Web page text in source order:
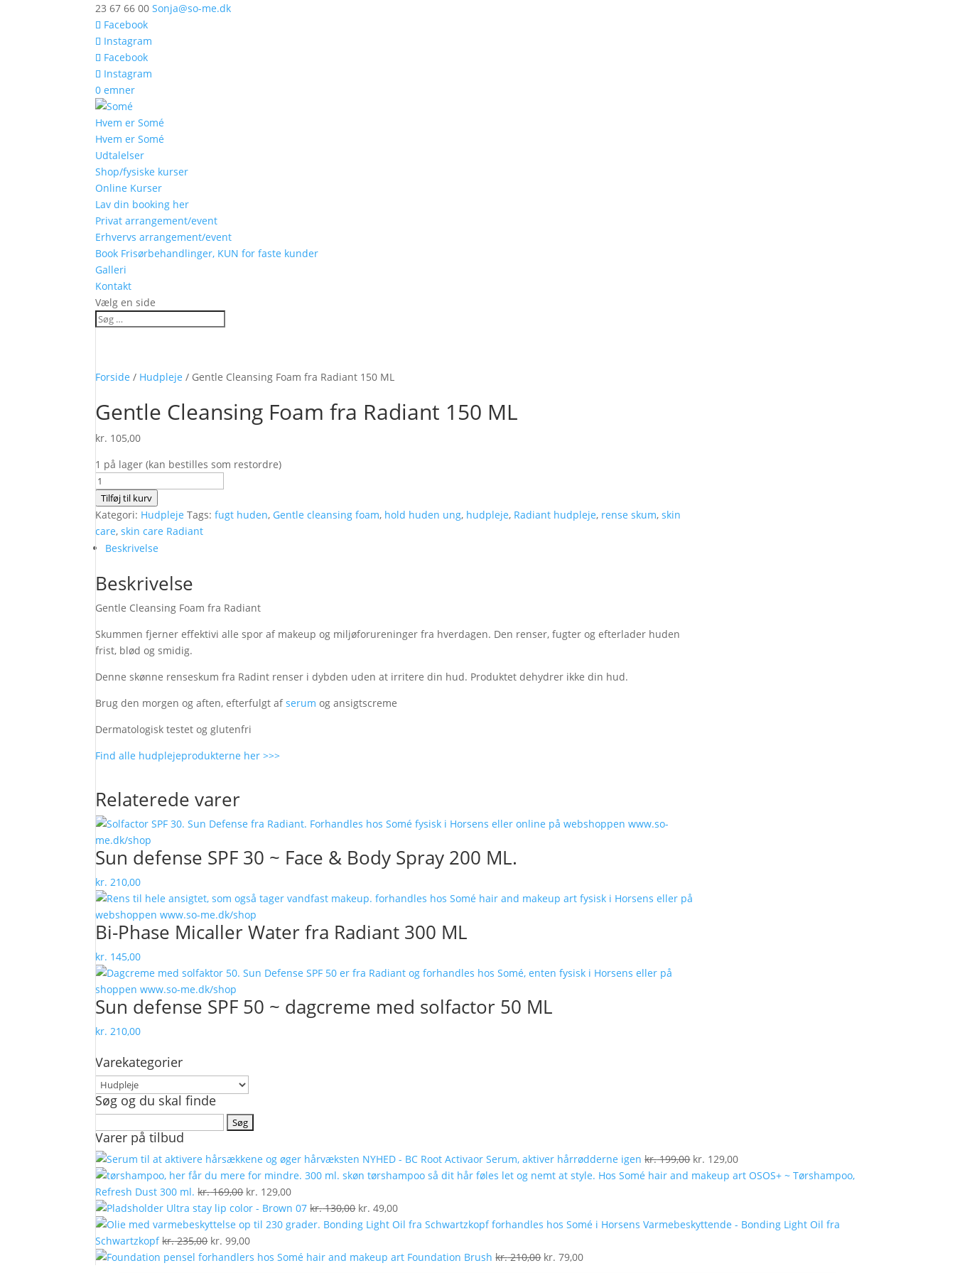
23 67 66 00 Sonja@so-me.dk
Facebook
Instagram
Facebook
Instagram
0 emner
Hvem er Somé
Hvem er Somé
Udtalelser
Shop/fysiske kurser
Online Kurser
Lav din booking her
Privat arrangement/event
Erhvervs arrangement/event
Book Frisørbehandlinger, KUN for faste kunder
Galleri
Kontakt
Vælg en side
Forside / Hudpleje / Gentle Cleansing Foam fra Radiant 150 ML
Gentle Cleansing Foam fra Radiant 150 ML
kr. 105,00
1 på lager (kan bestilles som restordre)
Gentle
Cleansing
Foam
fra
Radiant
ML
antal
Tilføj til kurv
Kategori: Hudpleje Tags:fugt huden, Gentle cleansing foam, hold huden ung, hudpleje, Radiant hudpleje, rense skum,skin
care,skin care Radiant
Beskrivelse
Beskrivelse
Gentle Cleansing Foam fra Radiant
Skummen fjerner effektivi alle spor af makeup og miljøforureninger fra hverdagen. Den renser, fugter og efterlader huden
frist, blød og smidig.
Denne skønne renseskum fra Radint renser i dybden uden at irritere din hud. Produktet dehydrer ikke din hud.
Brug den morgen og aften, efterfulgt afserum og ansigtscreme
Dermatologisk testet og glutenfri
Find alle hudplejeprodukterne her >>>
Relaterede varer
Sun defense SPF 30 ~ Face & Body Spray 200 ML.
kr. 210,00
Bi-Phase Micaller Water fra Radiant 300 ML
kr. 145,00
Sun defense SPF 50 ~ dagcreme med solfactor 50 ML
kr. 210,00
Varekategorier
Søg og du skal finde
efter:
Varer på tilbud
NYHED - BC Root Activaor Serum, aktiver hårrødderne igen kr.199,00 Den
oprindelige
kr. 199,00.
kr. 129,00Den
aktuelle
kr. 129,00.
OSOS+ ~ Tørshampoo,
Refresh Dust 300 ml. kr.169,00 Den
oprindelige
pris
var:
kr. 169,00.
kr. 129,00Den
aktuelle
pris
kr. 129,00.
Ultra stay lip color - Brown 07 kr.130,00 Den
oprindelige
var:
kr. 49,00Den
aktuelle
er:
Varmebeskyttende - Bonding Light Oil fra
Schwartzkopf kr.235,00 Den
oprindelige
kr. 99,00Den
aktuelle
Foundation Brush kr.210,00 Den
kr. 79,00Den